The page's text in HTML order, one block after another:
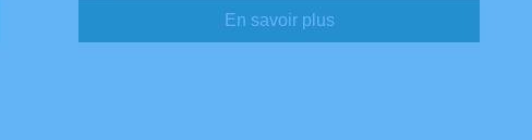
En savoir plus